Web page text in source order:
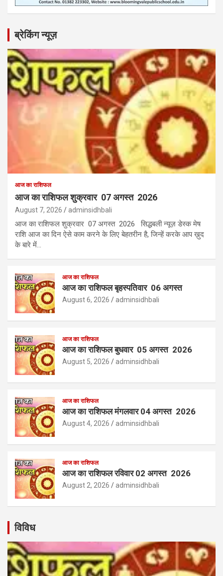
ब्रेकिंग न्यूज़
आज का राशिफल
आज का राशिफल शुक्रवार 07 अगस्त 2026
August 7, 2026 adminsidhbali
आज का राशिफल शुक्रवार 07 अगस्त 2026 सिद्धबली न्यूज़ डेस्क मेष
राशि आज का दिन ऐसे काम करने के लिए बेहतरीन है, जिन्हें करके आप ख़ुद
के बारे में…
आज का राशिफल
आज का राशिफल बृहस्पतिवार 06 अगस्त
August 6, 2026 adminsidhbali
आज का राशिफल
आज का राशिफल बुधवार 05 अगस्त 2026
August 5, 2026 adminsidhbali
आज का राशिफल
आज का राशिफल मंगलवार 04 अगस्त 2026
August 4, 2026 adminsidhbali
आज का राशिफल
आज का राशिफल रविवार 02 अगस्त 2026
August 2, 2026 adminsidhbali
विविध